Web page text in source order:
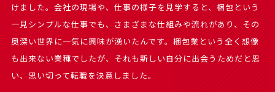
けました。会社の現場や、仕事の様子を見学すると、梱包という
一見シンプルな仕事でも、さまざまな仕組みや流れがあり、その
奥深い世界に一気に興味が湧いたんです。梱包業という全く想像
も出来ない業種でしたが、それも新しい自分に出会うためだと思
い、思い切って転職を決意しました。